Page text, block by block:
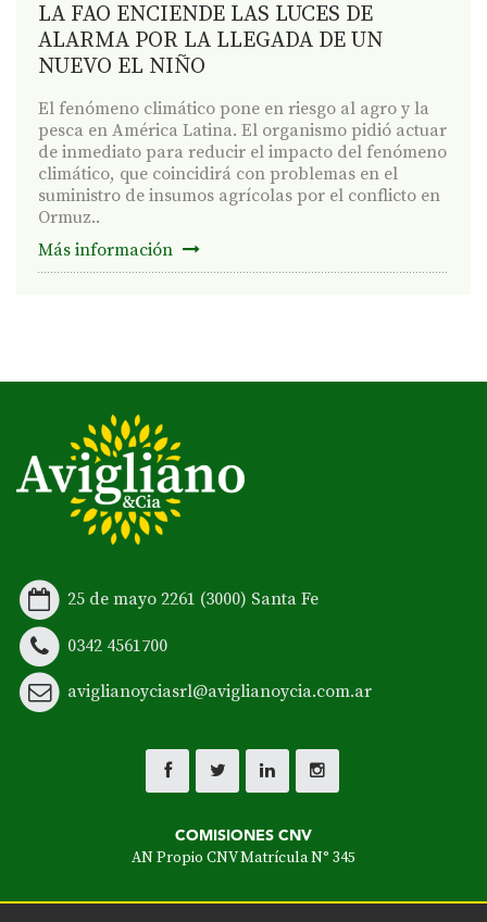
LA FAO ENCIENDE LAS LUCES DE
ALARMA POR LA LLEGADA DE UN
NUEVO EL NIÑO
El fenómeno climático pone en riesgo al agro y la
pesca en América Latina. El organismo pidió actuar
de inmediato para reducir el impacto del fenómeno
climático, que coincidirá con problemas en el
suministro de insumos agrícolas por el conflicto en
Ormuz..
Más información
25 de mayo 2261 (3000) Santa Fe
0342 4561700
aviglianoyciasrl@aviglianoycia.com.ar
COMISIONES CNV
AN Propio CNV Matrícula N° 345